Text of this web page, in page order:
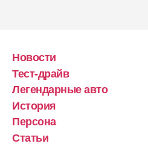
Новости
Тест-драйв
Легендарные авто
История
Персона
Статьи